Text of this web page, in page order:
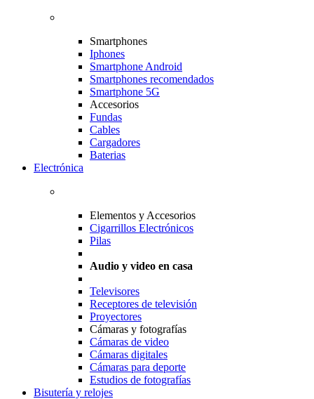
Smartphones
Iphones
Smartphone Android
Smartphones recomendados
Smartphone 5G
Accesorios
Fundas
Cables
Cargadores
Baterias
Electrónica
Elementos y Accesorios
Cigarrillos Electrónicos
Pilas
Audio y video en casa
Televisores
Receptores de televisión
Proyectores
Cámaras y fotografías
Cámaras de video
Cámaras digitales
Cámaras para deporte
Estudios de fotografías
Bisutería y relojes